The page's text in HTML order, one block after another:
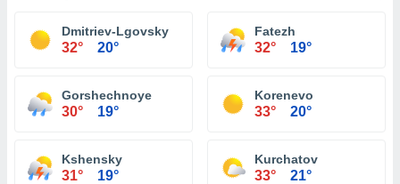
Dmitriev-Lgovsky
32° 20°
Fatezh
32° 19°
Gorshechnoye
30° 19°
Korenevo
33° 20°
Kshensky
31° 19°
Kurchatov
33° 21°